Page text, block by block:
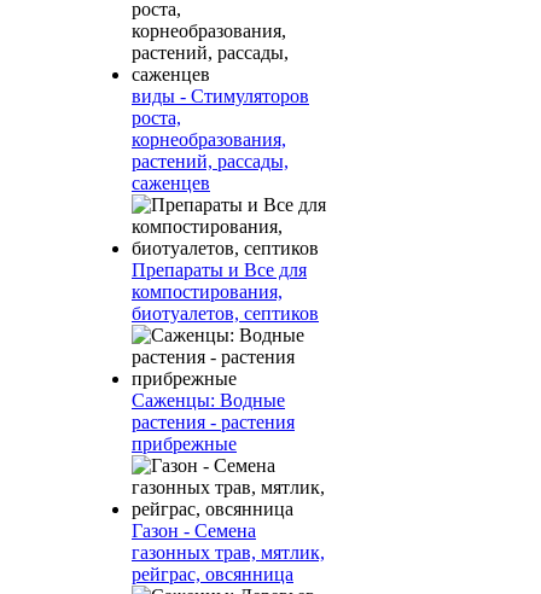
виды - Стимуляторов
роста,
корнеобразования,
растений, рассады,
саженцев
Препараты и Все для
компостирования,
биотуалетов, септиков
Саженцы: Водные
растения - растения
прибрежные
Газон - Семена
газонных трав, мятлик,
рейграс, овсянница